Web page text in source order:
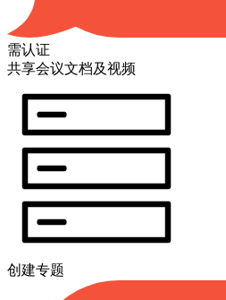
需认证
共享会议文档及视频
创建专题